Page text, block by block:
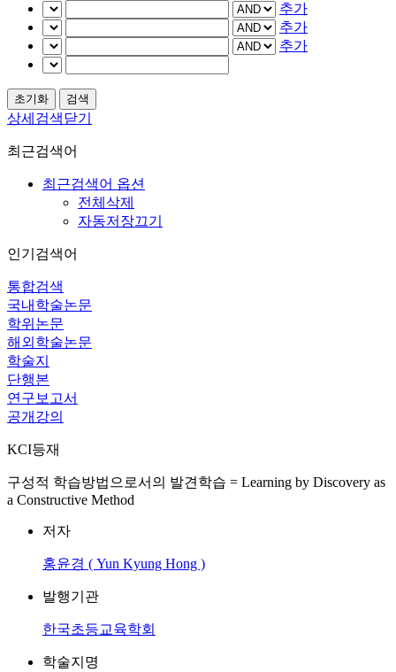
추가
추가
추가
상세검색닫기
최근검색어
최근검색어 옵션
전체삭제
자동저장끄기
인기검색어
통합검색
국내학술논문
학위논문
해외학술논문
학술지
단행본
연구보고서
공개강의
KCI등재
구성적 학습방법으로서의 발견학습 = Learning by Discovery as
a Constructive Method
저자
홍윤경 ( Yun Kyung Hong )
발행기관
한국초등교육학회
학술지명